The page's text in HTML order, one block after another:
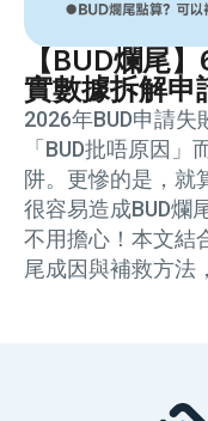
【BUD爛尾
實數據拆解申
2026年BUD申請
「BUD批唔原因
阱。更慘的是，就
很容易造成BUD爛
不用擔心！本文結
尾成因與補救方法